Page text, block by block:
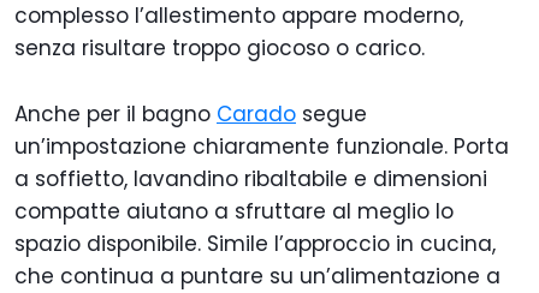
complesso l’allestimento appare moderno,
senza risultare troppo giocoso o carico.
Anche per il bagno Carado segue
un’impostazione chiaramente funzionale. Porta
a soffietto, lavandino ribaltabile e dimensioni
compatte aiutano a sfruttare al meglio lo
spazio disponibile. Simile l’approccio in cucina,
che continua a puntare su un’alimentazione a